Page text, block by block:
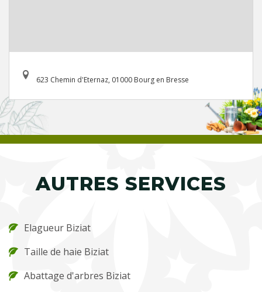
623 Chemin d'Eternaz, 01000 Bourg en Bresse
AUTRES SERVICES
Elagueur Biziat
Taille de haie Biziat
Abattage d'arbres Biziat